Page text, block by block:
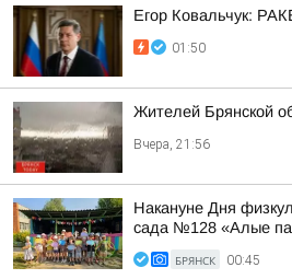
Егор Ковальчук:
01:50
Жителей Брянской
Вчера, 21:56
Накануне Дня
сада №128 «Алые
БРЯНСК 00:45